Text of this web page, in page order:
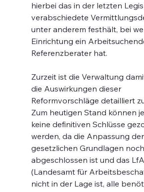
hierbei das in der letzten
verabschiedete
unter anderem festhält, bei
Einrichtung ein
Referenzberater hat.
Zurzeit ist die Verwaltung
die Auswirkungen dieser
Reformvorschläge detailliert
Zum heutigen Stand können
keine definitiven Schlüsse
werden, da die Anpassung der
gesetzlichen Grundlagen
abgeschlossen ist und das LfA
(Landesamt für
nicht in der Lage ist, alle